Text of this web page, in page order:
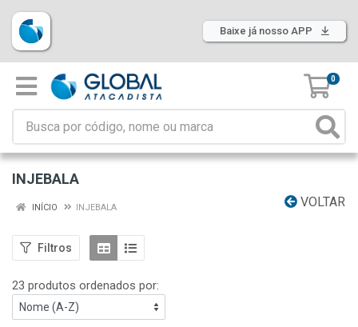
Baixe já nosso APP
0
INJEBALA
VOLTAR
INÍCIO INJEBALA
Filtros
23 produtos ordenados por: